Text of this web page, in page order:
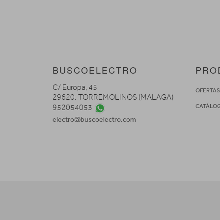
BUSCOELECTRO
C/ Europa, 45
29620. TORREMOLINOS (MALAGA)
952054053
electro@buscoelectro.com
OFERTAS